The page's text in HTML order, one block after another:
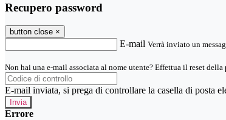
Recupero password
button close ×
E-mail Verrà inviato un
Non hai una e-mail associata al nome utente? Effettua il reset della
E-mail inviata, si prega di controllare la casella di posta
Errore